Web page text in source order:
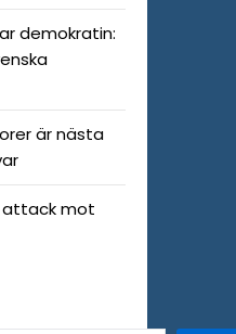
demokratin:
är nästa
attack mot